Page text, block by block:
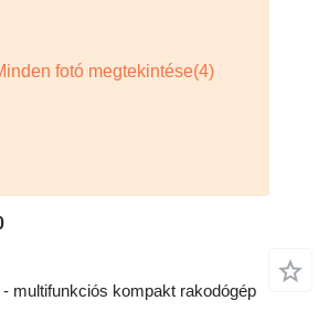
multifunkciós kompakt rakodógép